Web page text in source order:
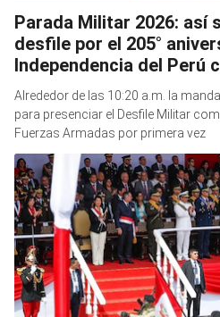
Parada Militar 2026: así
desfile por el 205°
Independencia del Perú
Alrededor de las 10:20 a.m. la
para presenciar el Desfile Militar
Fuerzas Armadas por primera vez